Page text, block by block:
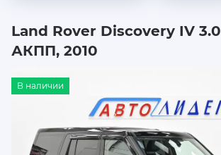
Land Rover Discovery IV 3.0
АКПП, 2010
В наличии